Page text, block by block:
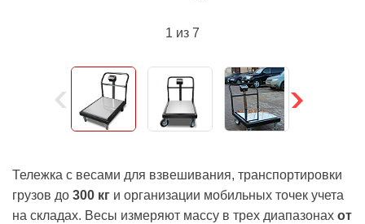
1 из 7
Тележка с весами для взвешивания, транспортировки
грузов до 300 кг и организации мобильных точек учета
на складах. Весы измеряют массу в трех диапазонах от